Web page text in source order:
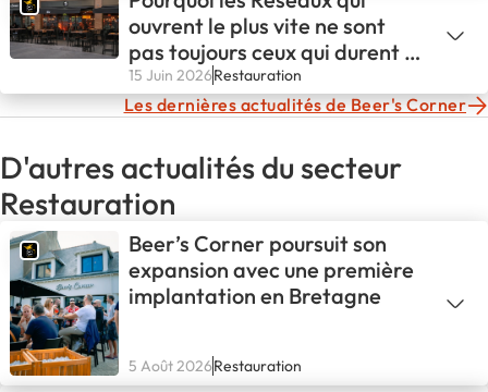
ouvrent le plus vite ne sont
pas toujours ceux qui durent le
plus
15 Juin 2026Restauration
Les dernières actualités de Beer's Corner
D'autres actualités du secteur
Restauration
Beer’s Corner poursuit son
expansion avec une première
implantation en Bretagne
5 Août 2026Restauration